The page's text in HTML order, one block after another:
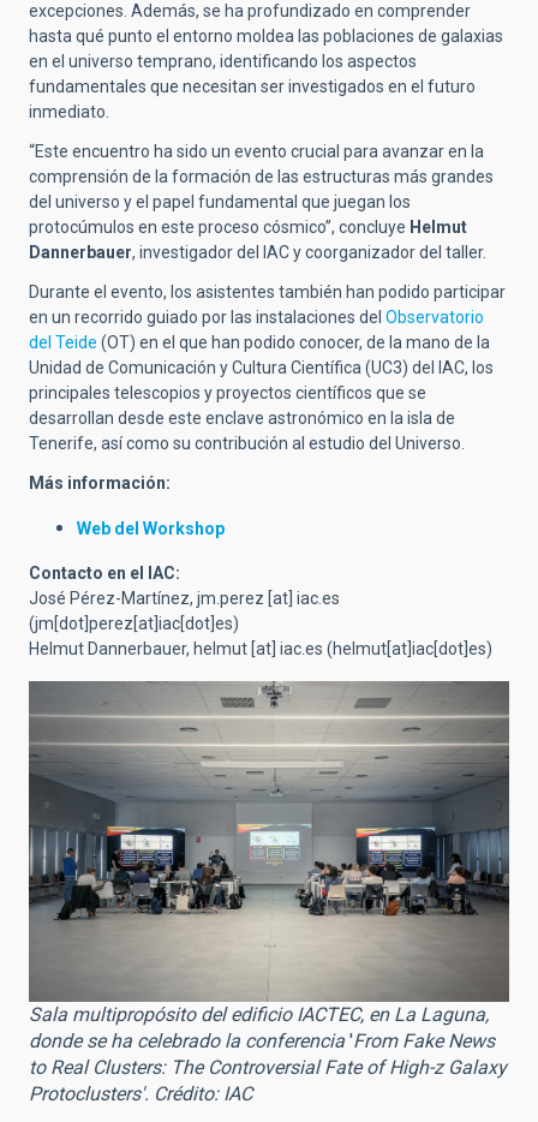
excepciones. Además, se ha profundizado en comprender
hasta qué punto el entorno moldea las poblaciones de galaxias
en el universo temprano, identificando los aspectos
fundamentales que necesitan ser investigados en el futuro
inmediato.
“Este encuentro ha sido un evento crucial para avanzar en la
comprensión de la formación de las estructuras más grandes
del universo y el papel fundamental que juegan los
protocúmulos en este proceso cósmico”, concluye Helmut
Dannerbauer, investigador del IAC y coorganizador del taller.
Durante el evento, los asistentes también han podido participar
en un recorrido guiado por las instalaciones del Observatorio
del Teide (OT) en el que han podido conocer, de la mano de la
Unidad de Comunicación y Cultura Científica (UC3) del IAC, los
principales telescopios y proyectos científicos que se
desarrollan desde este enclave astronómico en la isla de
Tenerife, así como su contribución al estudio del Universo.
Más información:
Web del Workshop
Contacto en el IAC:
José Pérez-Martínez, jm.perez [at] iac.es
(jm[dot]perez[at]iac[dot]es)
Helmut Dannerbauer, helmut [at] iac.es (helmut[at]iac[dot]es)
Sala multipropósito del edificio IACTEC, en La Laguna,
donde se ha celebrado la conferencia 'From Fake News
to Real Clusters: The Controversial Fate of High-z Galaxy
Protoclusters'. Crédito: IAC